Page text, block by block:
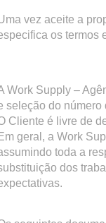
vez aceite a
os termos
Work Supply –
seleção do
Cliente é livre de
Em geral, a Work
toda a
dos